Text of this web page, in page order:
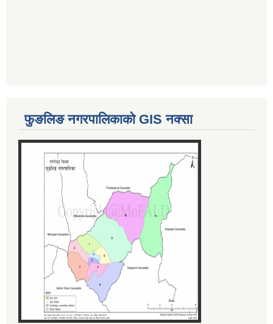
फुङलिङ नगरपालिकाको GIS नक्सा